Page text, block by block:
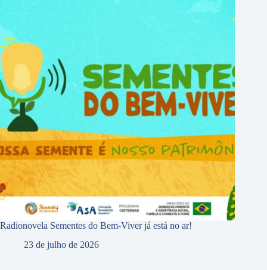
Radionovela Sementes do Bem-Viver já está no ar!
23 de julho de 2026